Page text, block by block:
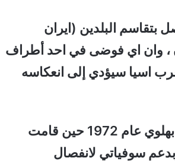
البلدين (ايران
، وان اي فوضى في احد أطراف
اسيا سيؤدي إلى انعكاسه
هنا نستذكر الموقف الايراني عهد شاه ايران رضا بهلوي عام 1972 حين قامت
سوفياتي لانفصال